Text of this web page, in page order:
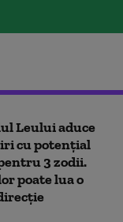
Leului aduce
cu potențial
3 zodii.
poate lua o